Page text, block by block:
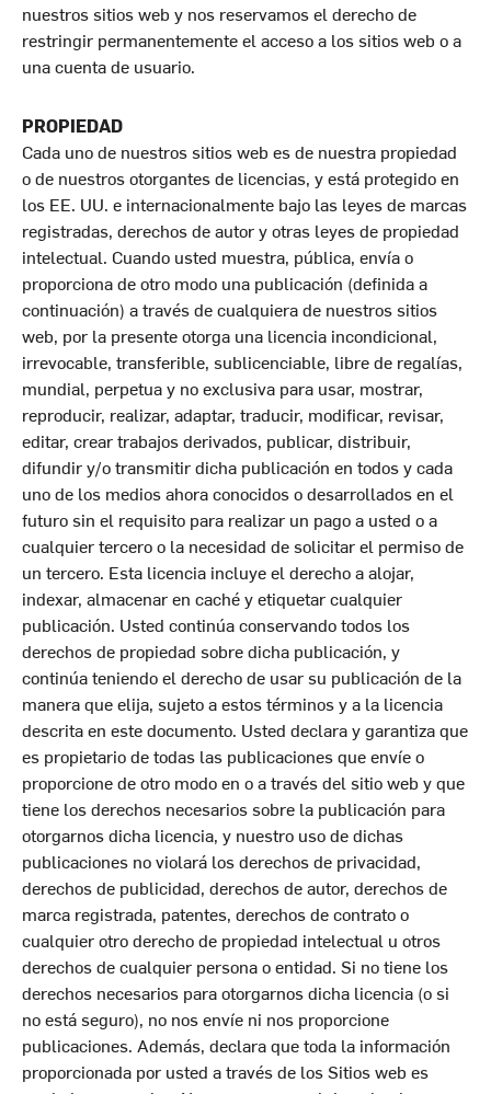
nuestros sitios web y nos reservamos el derecho de
restringir permanentemente el acceso a los sitios web o a
una cuenta de usuario.
PROPIEDAD
Cada uno de nuestros sitios web es de nuestra propiedad
o de nuestros otorgantes de licencias, y está protegido en
los EE. UU. e internacionalmente bajo las leyes de marcas
registradas, derechos de autor y otras leyes de propiedad
intelectual. Cuando usted muestra, pública, envía o
proporciona de otro modo una publicación (definida a
continuación) a través de cualquiera de nuestros sitios
web, por la presente otorga una licencia incondicional,
irrevocable, transferible, sublicenciable, libre de regalías,
mundial, perpetua y no exclusiva para usar, mostrar,
reproducir, realizar, adaptar, traducir, modificar, revisar,
editar, crear trabajos derivados, publicar, distribuir,
difundir y/o transmitir dicha publicación en todos y cada
uno de los medios ahora conocidos o desarrollados en el
futuro sin el requisito para realizar un pago a usted o a
cualquier tercero o la necesidad de solicitar el permiso de
un tercero. Esta licencia incluye el derecho a alojar,
indexar, almacenar en caché y etiquetar cualquier
publicación. Usted continúa conservando todos los
derechos de propiedad sobre dicha publicación, y
continúa teniendo el derecho de usar su publicación de la
manera que elija, sujeto a estos términos y a la licencia
descrita en este documento. Usted declara y garantiza que
es propietario de todas las publicaciones que envíe o
proporcione de otro modo en o a través del sitio web y que
tiene los derechos necesarios sobre la publicación para
otorgarnos dicha licencia, y nuestro uso de dichas
publicaciones no violará los derechos de privacidad,
derechos de publicidad, derechos de autor, derechos de
marca registrada, patentes, derechos de contrato o
cualquier otro derecho de propiedad intelectual u otros
derechos de cualquier persona o entidad. Si no tiene los
derechos necesarios para otorgarnos dicha licencia (o si
no está seguro), no nos envíe ni nos proporcione
publicaciones. Además, declara que toda la información
proporcionada por usted a través de los Sitios web es